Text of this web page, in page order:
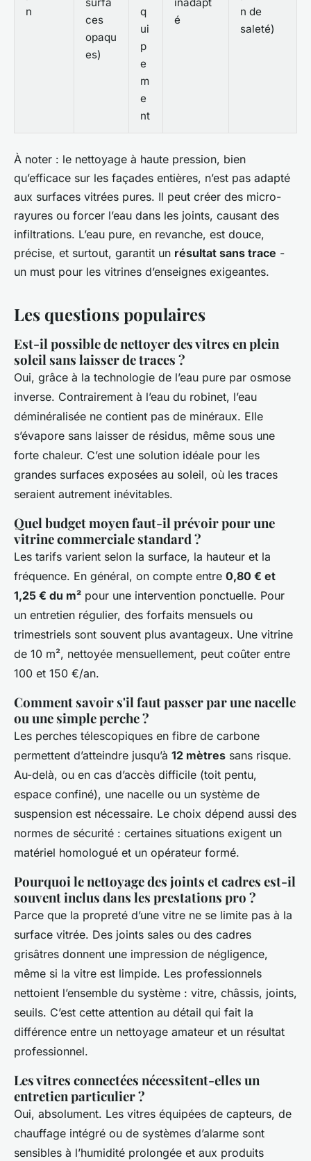
n
ces
opaqu
es)
q
ui
p
e
m
e
nt
é
n de
saleté)
À noter : le nettoyage à haute pression, bien
qu’efficace sur les façades entières, n’est pas adapté
aux surfaces vitrées pures. Il peut créer des micro-
rayures ou forcer l’eau dans les joints, causant des
infiltrations. L’eau pure, en revanche, est douce,
précise, et surtout, garantit un résultat sans trace -
un must pour les vitrines d’enseignes exigeantes.
Les questions populaires
Est-il possible de nettoyer des vitres en plein
soleil sans laisser de traces ?
Oui, grâce à la technologie de l’eau pure par osmose
inverse. Contrairement à l’eau du robinet, l’eau
déminéralisée ne contient pas de minéraux. Elle
s’évapore sans laisser de résidus, même sous une
forte chaleur. C’est une solution idéale pour les
grandes surfaces exposées au soleil, où les traces
seraient autrement inévitables.
Quel budget moyen faut-il prévoir pour une
vitrine commerciale standard ?
Les tarifs varient selon la surface, la hauteur et la
fréquence. En général, on compte entre 0,80 € et
1,25 € du m² pour une intervention ponctuelle. Pour
un entretien régulier, des forfaits mensuels ou
trimestriels sont souvent plus avantageux. Une vitrine
de 10 m², nettoyée mensuellement, peut coûter entre
100 et 150 €/an.
Comment savoir s'il faut passer par une nacelle
ou une simple perche ?
Les perches télescopiques en fibre de carbone
permettent d’atteindre jusqu’à 12 mètres sans risque.
Au-delà, ou en cas d’accès difficile (toit pentu,
espace confiné), une nacelle ou un système de
suspension est nécessaire. Le choix dépend aussi des
normes de sécurité : certaines situations exigent un
matériel homologué et un opérateur formé.
Pourquoi le nettoyage des joints et cadres est-il
souvent inclus dans les prestations pro ?
Parce que la propreté d’une vitre ne se limite pas à la
surface vitrée. Des joints sales ou des cadres
grisâtres donnent une impression de négligence,
même si la vitre est limpide. Les professionnels
nettoient l’ensemble du système : vitre, châssis, joints,
seuils. C’est cette attention au détail qui fait la
différence entre un nettoyage amateur et un résultat
professionnel.
Les vitres connectées nécessitent-elles un
entretien particulier ?
Oui, absolument. Les vitres équipées de capteurs, de
chauffage intégré ou de systèmes d’alarme sont
sensibles à l’humidité prolongée et aux produits